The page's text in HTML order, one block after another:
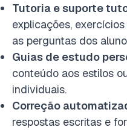
Tutoria e suporte
explicações,
as perguntas dos
Guias de estudo
conteúdo aos estilos
individuais.
Correção
respostas escritas e